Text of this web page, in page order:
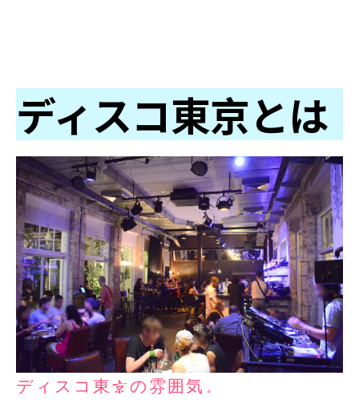
ディスコ東京とは
ディスコ東京の雰囲気。